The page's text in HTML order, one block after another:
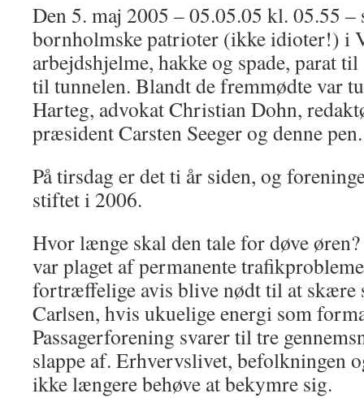
Den 5. maj 2005 – 05.05.05 kl. 05.55 –
bornholmske patrioter (ikke idioter!) i
arbejdshjelme, hakke og spade, parat
til tunnelen. Blandt de fremmødte var
Harteg, advokat Christian Dohn,
præsident Carsten Seeger og denne pen.
På tirsdag er det ti år siden, og
stiftet i 2006.
Hvor længe skal den tale for døve
var plaget af permanente
fortræffelige avis blive nødt til at skære
Carlsen, hvis ukuelige energi som
Passagerforening svarer til tre
slappe af. Erhvervslivet, befolkningen
ikke længere behøve at bekymre sig.